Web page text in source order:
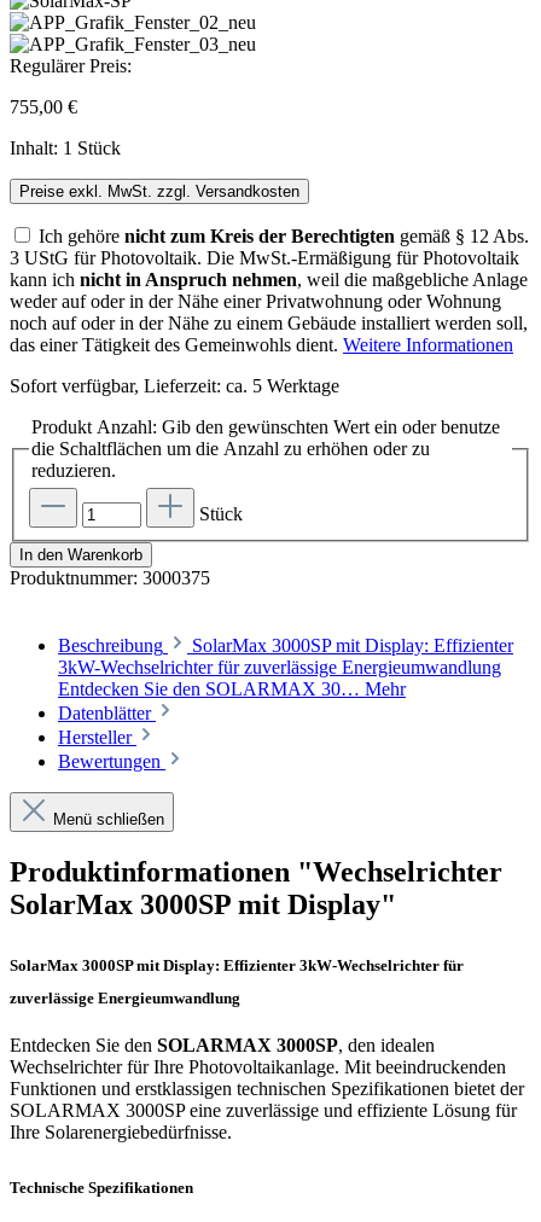
Regulärer Preis:
755,00 €
Inhalt: 1 Stück
Preise exkl. MwSt. zzgl. Versandkosten
Ich gehöre nicht zum Kreis der Berechtigten gemäß § 12 Abs.
3 UStG für Photovoltaik. Die MwSt.-Ermäßigung für Photovoltaik
kann ich nicht in Anspruch nehmen, weil die maßgebliche Anlage
weder auf oder in der Nähe einer Privatwohnung oder Wohnung
noch auf oder in der Nähe zu einem Gebäude installiert werden soll,
das einer Tätigkeit des Gemeinwohls dient. Weitere Informationen
Sofort verfügbar, Lieferzeit: ca. 5 Werktage
Produkt Anzahl: Gib den gewünschten Wert ein oder benutze
die Schaltflächen um die Anzahl zu erhöhen oder zu
reduzieren.
Stück
In den Warenkorb
Produktnummer: 3000375
Beschreibung
SolarMax 3000SP mit Display: Effizienter
3kW-Wechselrichter für zuverlässige Energieumwandlung
Entdecken Sie den SOLARMAX 30… Mehr
Datenblätter
Hersteller
Bewertungen
Menü schließen
Produktinformationen "Wechselrichter
SolarMax 3000SP mit Display"
SolarMax 3000SP mit Display: Effizienter 3kW-Wechselrichter für
zuverlässige Energieumwandlung
Entdecken Sie den SOLARMAX 3000SP, den idealen
Wechselrichter für Ihre Photovoltaikanlage. Mit beeindruckenden
Funktionen und erstklassigen technischen Spezifikationen bietet der
SOLARMAX 3000SP eine zuverlässige und effiziente Lösung für
Ihre Solarenergiebedürfnisse.
Technische Spezifikationen